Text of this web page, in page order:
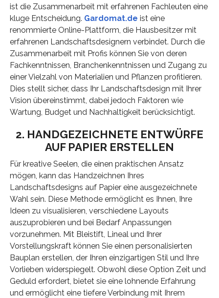
ist die Zusammenarbeit mit erfahrenen Fachleuten eine
kluge Entscheidung. Gardomat.de ist eine
renommierte Online-Plattform, die Hausbesitzer mit
erfahrenen Landschaftsdesignern verbindet. Durch die
Zusammenarbeit mit Profis können Sie von deren
Fachkenntnissen, Branchenkenntnissen und Zugang zu
einer Vielzahl von Materialien und Pflanzen profitieren.
Dies stellt sicher, dass Ihr Landschaftsdesign mit Ihrer
Vision übereinstimmt, dabei jedoch Faktoren wie
Wartung, Budget und Nachhaltigkeit berücksichtigt.
2. HANDGEZEICHNETE ENTWÜRFE
AUF PAPIER ERSTELLEN
Für kreative Seelen, die einen praktischen Ansatz
mögen, kann das Handzeichnen Ihres
Landschaftsdesigns auf Papier eine ausgezeichnete
Wahl sein. Diese Methode ermöglicht es Ihnen, Ihre
Ideen zu visualisieren, verschiedene Layouts
auszuprobieren und bei Bedarf Anpassungen
vorzunehmen. Mit Bleistift, Lineal und Ihrer
Vorstellungskraft können Sie einen personalisierten
Bauplan erstellen, der Ihren einzigartigen Stil und Ihre
Vorlieben widerspiegelt. Obwohl diese Option Zeit und
Geduld erfordert, bietet sie eine lohnende Erfahrung
und ermöglicht eine tiefere Verbindung mit Ihrem